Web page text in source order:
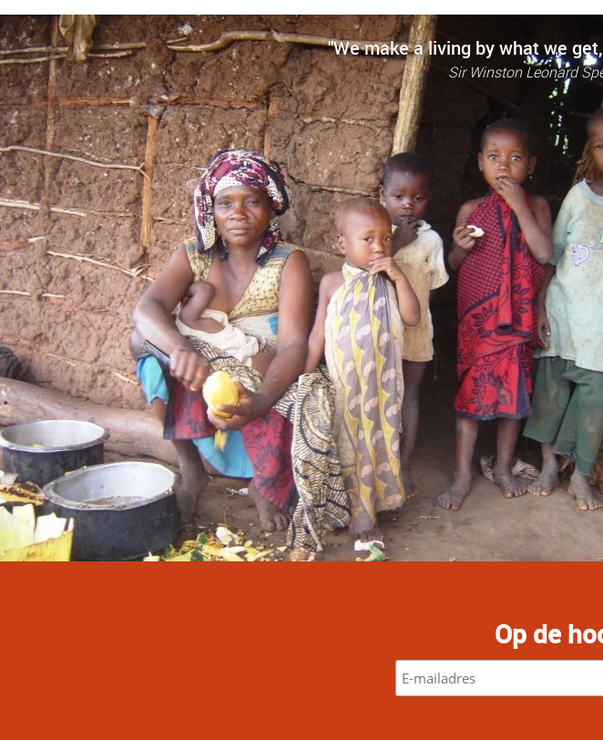
"We make a living by what we
Sir Winston Leonard
Op de